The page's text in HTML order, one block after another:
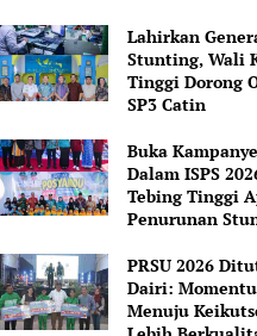
Lahirkan
Stunting, Wali
Tinggi Dorong
SP3 Catin
Buka
Dalam ISPS
Tebing Tinggi
Penurunan
PRSU 2026
Dairi:
Menuju